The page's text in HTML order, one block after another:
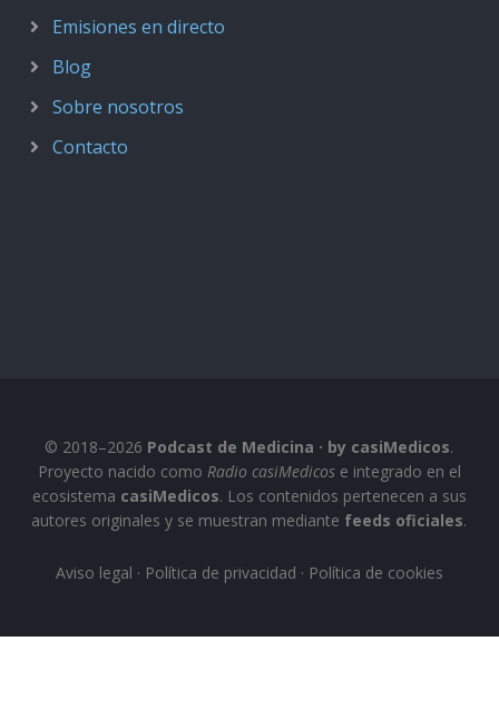
Emisiones en directo
Blog
Sobre nosotros
Contacto
© 2018–2026 Podcast de Medicina · by casiMedicos.
Proyecto nacido como Radio casiMedicose integrado en el
ecosistema casiMedicos. Los contenidos pertenecen a sus
autores originales y se muestran mediante feeds oficiales.
Aviso legal · Política de privacidad · Política de cookies